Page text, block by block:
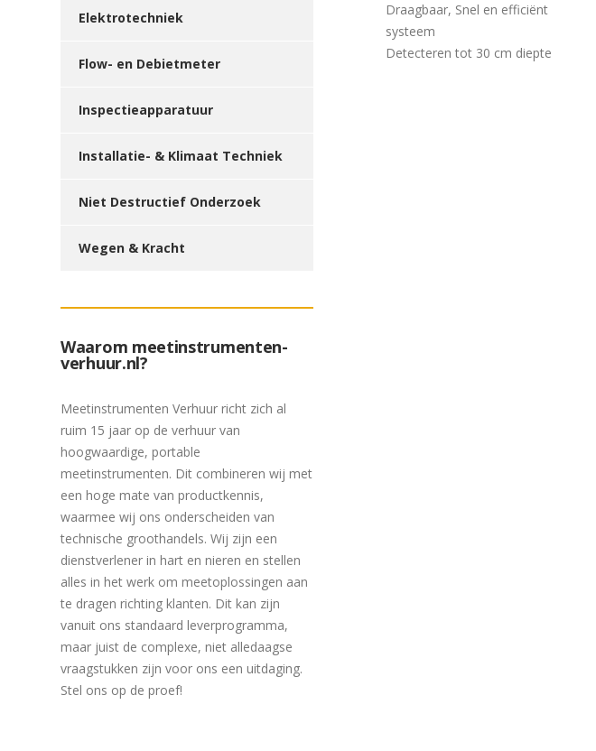
Elektrotechniek
Flow- en Debietmeter
Inspectieapparatuur
Installatie- & Klimaat Techniek
Niet Destructief Onderzoek
Wegen & Kracht
Waarom meetinstrumenten-
verhuur.nl?
Meetinstrumenten Verhuur richt zich al
ruim 15 jaar op de verhuur van
hoogwaardige, portable
meetinstrumenten. Dit combineren wij met
een hoge mate van productkennis,
waarmee wij ons onderscheiden van
technische groothandels. Wij zijn een
dienstverlener in hart en nieren en stellen
alles in het werk om meetoplossingen aan
te dragen richting klanten. Dit kan zijn
vanuit ons standaard leverprogramma,
maar juist de complexe, niet alledaagse
vraagstukken zijn voor ons een uitdaging.
Stel ons op de proef!
Draagbaar, Snel en efficiënt
systeem
Detecteren tot 30 cm diepte